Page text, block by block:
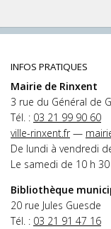
INFOS PRATIQUES
Mairie de Rinxent
3 rue du Général de
Tél. : 03 21 99 90 60
ville-rinxent.fr—
De lundi à vendredi
Le samedi de 10 h
Bibliothèque
20 rue Jules Guesde
Tél. : 03 21 91 47 16